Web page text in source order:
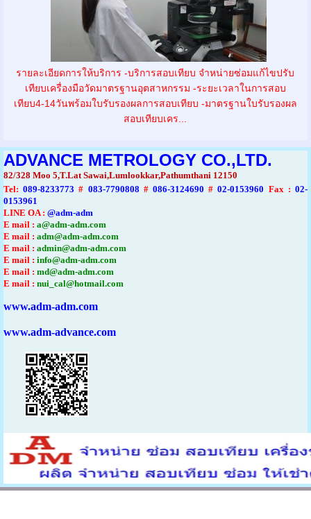
รายละเอียดการให้บริการ -บริการสอบเทียบ จำหน่ายซ่อมแก้ไขปรับ
เทียบเครื่องมือวัดมาตรฐานอุตสาหกรรม -ระยะเวลาในการสอบ
เทียบ4-14วันพร้อมใบรับรองผลการสอบเทียบ -มาตรฐานใบรับรองผล
สอบเทียบเคร...
ADVANCE METROLOGY CO.,LTD.
82/328 Moo 5,T.Lat Sawai,Lumlookkar,Pathumthani 12150
Tel: 089-8233773 # 083-7790808 #086-3124690 #02-0153960 Fax :02-
0153961
LINE OA : @adm-adm
E mail : a@adm-adm.com
E mail : adm@adm-adm.com
E mail : admin@adm-adm.com
E mail : info@adm-adm.com
E mail : md@adm-adm.com
E mail : nui_cal@hotmail.com
www.adm-adm.com
www.adm-advance.com